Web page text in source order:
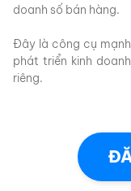
doanh số bán hàng.
Đây là công cụ
phát triển kinh
riêng.